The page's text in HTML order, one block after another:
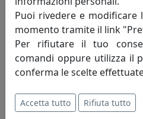
Puoi rivedere e modificare
momento tramite il link
Per rifiutare il tuo
comandi oppure utilizza il
conferma le scelte
Accetta tutto Rifiuta tutto